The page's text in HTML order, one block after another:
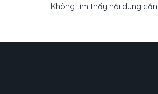
Không tìm thấy nội dung